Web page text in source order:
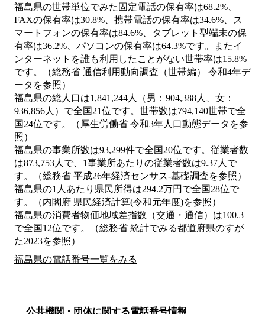
福島県の世帯単位でみた固定電話の保有率は68.2%、
FAXの保有率は30.8%、携帯電話の保有率は34.6%、ス
マートフォンの保有率は84.6%、タブレット型端末の保
有率は36.2%、パソコンの保有率は64.3%です。またイ
ンターネットを誰も利用したことがない世帯率は15.8%
です。（総務省 通信利用動向調査（世帯編） 令和4年デ
ータを参照）
福島県の総人口は1,841,244人（男：904,388人、女：
936,856人）で全国21位です。世帯数は794,140世帯で全
国24位です。（厚生労働省 令和3年人口動態データを参
照）
福島県の事業所数は93,299件で全国20位です。従業者数
は873,753人で、1事業所あたりの従業者数は9.37人で
す。（総務省 平成26年経済センサス‐基礎調査を参照）
福島県の1人あたり県民所得は294.2万円で全国28位で
す。（内閣府 県民経済計算(令和元年度)を参照）
福島県の消費者物価地域差指数（交通・通信）は100.3
で全国12位です。（総務省 統計でみる都道府県のすが
た2023を参照）
福島県の電話番号一覧をみる
公共機関・団体に関する電話番号情報